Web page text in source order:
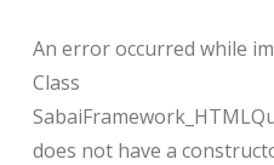
An error occurred while
Class
does not have a